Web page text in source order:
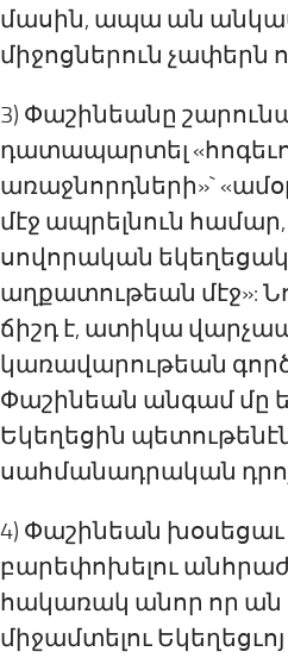
մասին, ապա ան
միջոցներուն չափերն
3) Փաշինեանը
դատապարտել
առաջնորդների»`
մէջ ապրելնուն համար,
սովորական
աղքատութեան մէջ»:
ճիշդ է, ատիկա
կառավարութեան
Փաշինեան անգամ մը
Եկեղեցին
սահմանադրական
4) Փաշինեան խօսեցաւ
բարեփոխելու
հակառակ անոր որ ան
միջամտելու